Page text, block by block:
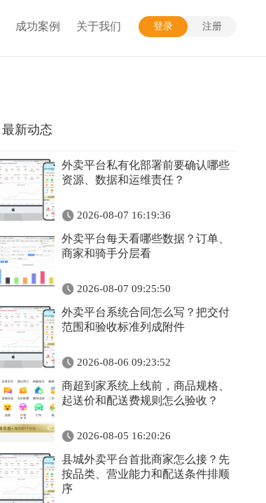
登录 注册
成功案例 关于我们
最新动态
外卖平台私有化部署前要确认哪些
资源、数据和运维责任？
2026-08-07 16:19:36
外卖平台每天看哪些数据？订单、
商家和骑手分层看
2026-08-07 09:25:50
外卖平台系统合同怎么写？把交付
范围和验收标准列成附件
2026-08-06 09:23:52
商超到家系统上线前，商品规格、
起送价和配送费规则怎么验收？
2026-08-05 16:20:26
县城外卖平台首批商家怎么接？先
按品类、营业能力和配送条件排顺
序